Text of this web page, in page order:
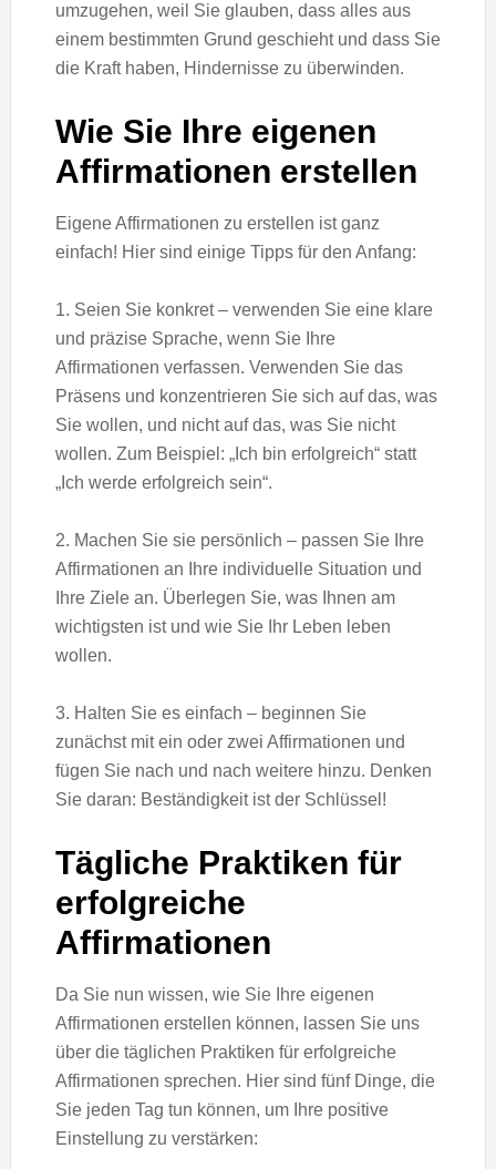
umzugehen, weil Sie glauben, dass alles aus
einem bestimmten Grund geschieht und dass Sie
die Kraft haben, Hindernisse zu überwinden.
Wie Sie Ihre eigenen
Affirmationen erstellen
Eigene Affirmationen zu erstellen ist ganz
einfach! Hier sind einige Tipps für den Anfang:
1. Seien Sie konkret – verwenden Sie eine klare
und präzise Sprache, wenn Sie Ihre
Affirmationen verfassen. Verwenden Sie das
Präsens und konzentrieren Sie sich auf das, was
Sie wollen, und nicht auf das, was Sie nicht
wollen. Zum Beispiel: „Ich bin erfolgreich“ statt
„Ich werde erfolgreich sein“.
2. Machen Sie sie persönlich – passen Sie Ihre
Affirmationen an Ihre individuelle Situation und
Ihre Ziele an. Überlegen Sie, was Ihnen am
wichtigsten ist und wie Sie Ihr Leben leben
wollen.
3. Halten Sie es einfach – beginnen Sie
zunächst mit ein oder zwei Affirmationen und
fügen Sie nach und nach weitere hinzu. Denken
Sie daran: Beständigkeit ist der Schlüssel!
Tägliche Praktiken für
erfolgreiche
Affirmationen
Da Sie nun wissen, wie Sie Ihre eigenen
Affirmationen erstellen können, lassen Sie uns
über die täglichen Praktiken für erfolgreiche
Affirmationen sprechen. Hier sind fünf Dinge, die
Sie jeden Tag tun können, um Ihre positive
Einstellung zu verstärken: